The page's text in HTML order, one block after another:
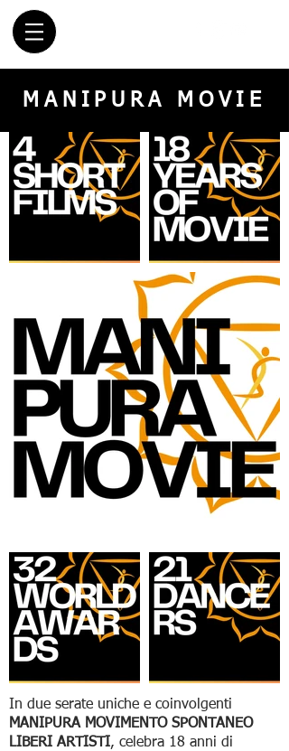
MANIPURA MOVIE
In due serate uniche e coinvolgenti
MANIPURA MOVIMENTO SPONTANEO
LIBERI ARTISTI, celebra 18 anni di